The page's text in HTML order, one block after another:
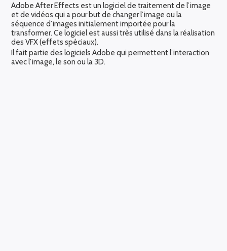
Adobe After Effects est un logiciel de traitement de l’image
et de vidéos qui a pour but de changer l’image ou la
séquence d’images initialement importée pour la
transformer. Ce logiciel est aussi très utilisé dans la réalisation
des VFX (effets spéciaux).
Il fait partie des logiciels Adobe qui permettent l’interaction
avec l’image, le son ou la 3D.